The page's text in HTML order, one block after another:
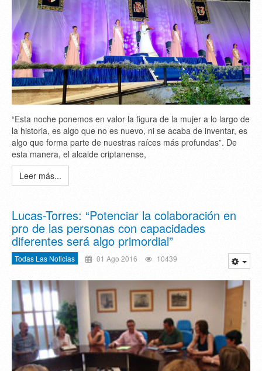
“Esta noche ponemos en valor la figura de la mujer a lo largo de
la historia, es algo que no es nuevo, ni se acaba de inventar, es
algo que forma parte de nuestras raíces más profundas”. De
esta manera, el alcalde criptanense,
Leer más...
Lucas-Torres: “Potenciar la colaboración en
pro de las personas con capacidades
diferentes será algo primordial”
Todas Las Noticias 01 Ago 2016 10439